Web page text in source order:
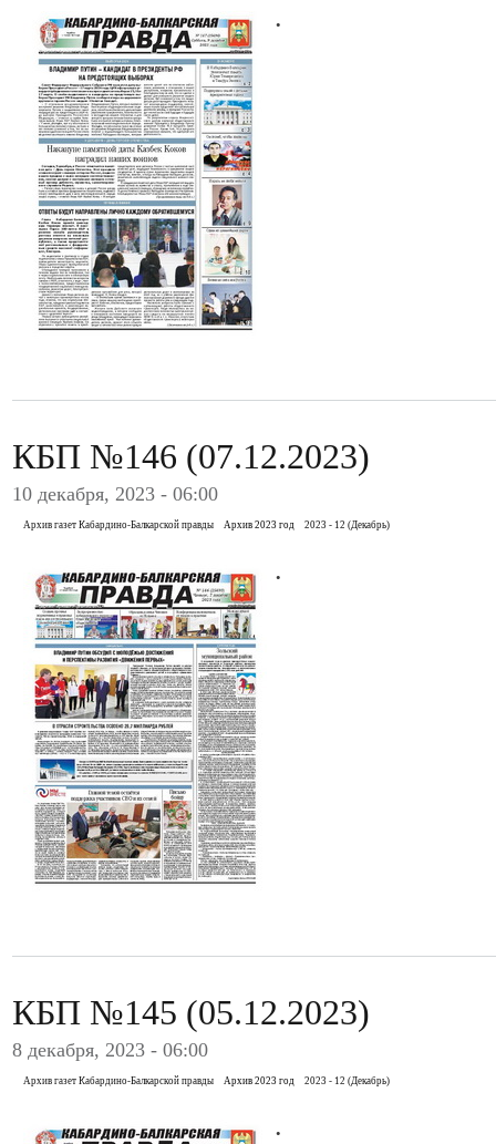
.
КБП №146 (07.12.2023)
10 декабря, 2023 - 06:00
Архив газет Кабардино-Балкарской правды Архив 2023 год 2023 - 12 (Декабрь)
.
КБП №145 (05.12.2023)
8 декабря, 2023 - 06:00
Архив газет Кабардино-Балкарской правды Архив 2023 год 2023 - 12 (Декабрь)
.